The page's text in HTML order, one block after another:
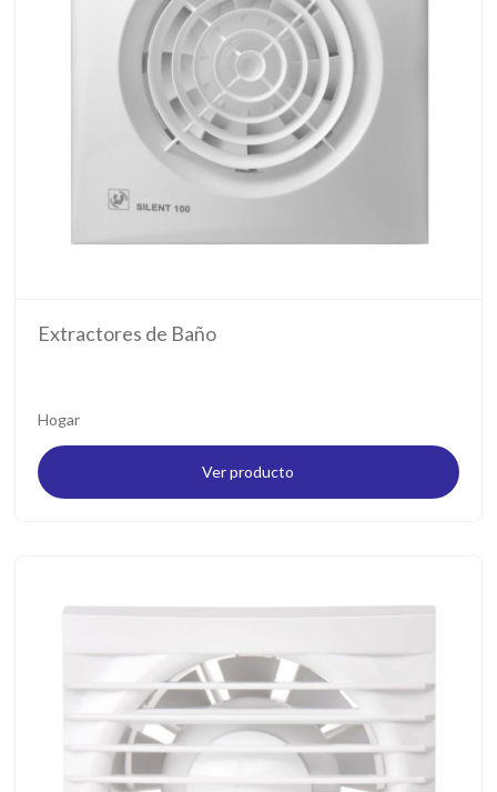
Extractores de Baño
Hogar
Ver producto